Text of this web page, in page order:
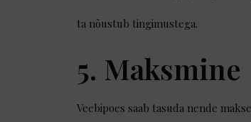
ta nõustub tingimustega.
5. Maksmine
Veebipoes saab tasuda nende